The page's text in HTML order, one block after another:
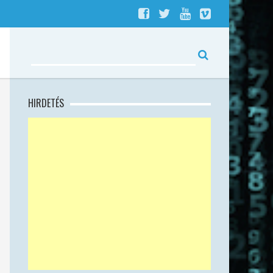
HIRDETÉS